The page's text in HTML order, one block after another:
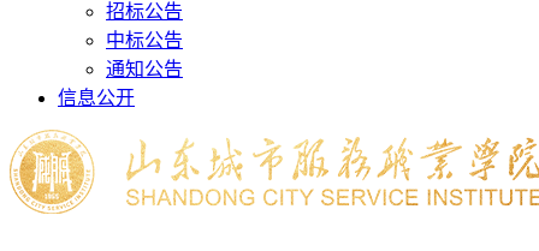
招标公告
中标公告
通知公告
信息公开